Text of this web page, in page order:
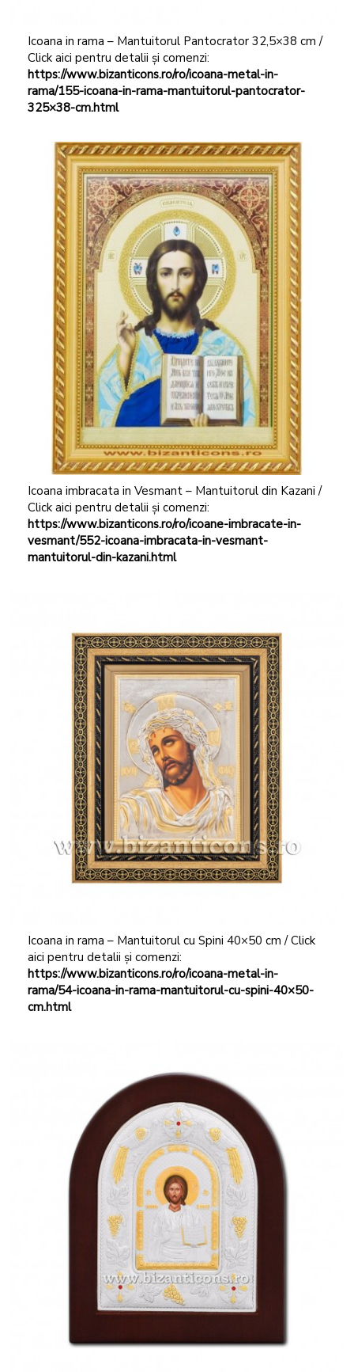
Icoana in rama – Mantuitorul Pantocrator 32,5×38 cm /
Click aici pentru detalii și comenzi:
https://www.bizanticons.ro/ro/icoana-metal-in-
rama/155-icoana-in-rama-mantuitorul-pantocrator-
325×38-cm.html
Icoana imbracata in Vesmant – Mantuitorul din Kazani /
Click aici pentru detalii și comenzi:
https://www.bizanticons.ro/ro/icoane-imbracate-in-
vesmant/552-icoana-imbracata-in-vesmant-
mantuitorul-din-kazani.html
Icoana in rama – Mantuitorul cu Spini 40×50 cm / Click
aici pentru detalii și comenzi:
https://www.bizanticons.ro/ro/icoana-metal-in-
rama/54-icoana-in-rama-mantuitorul-cu-spini-40×50-
cm.html